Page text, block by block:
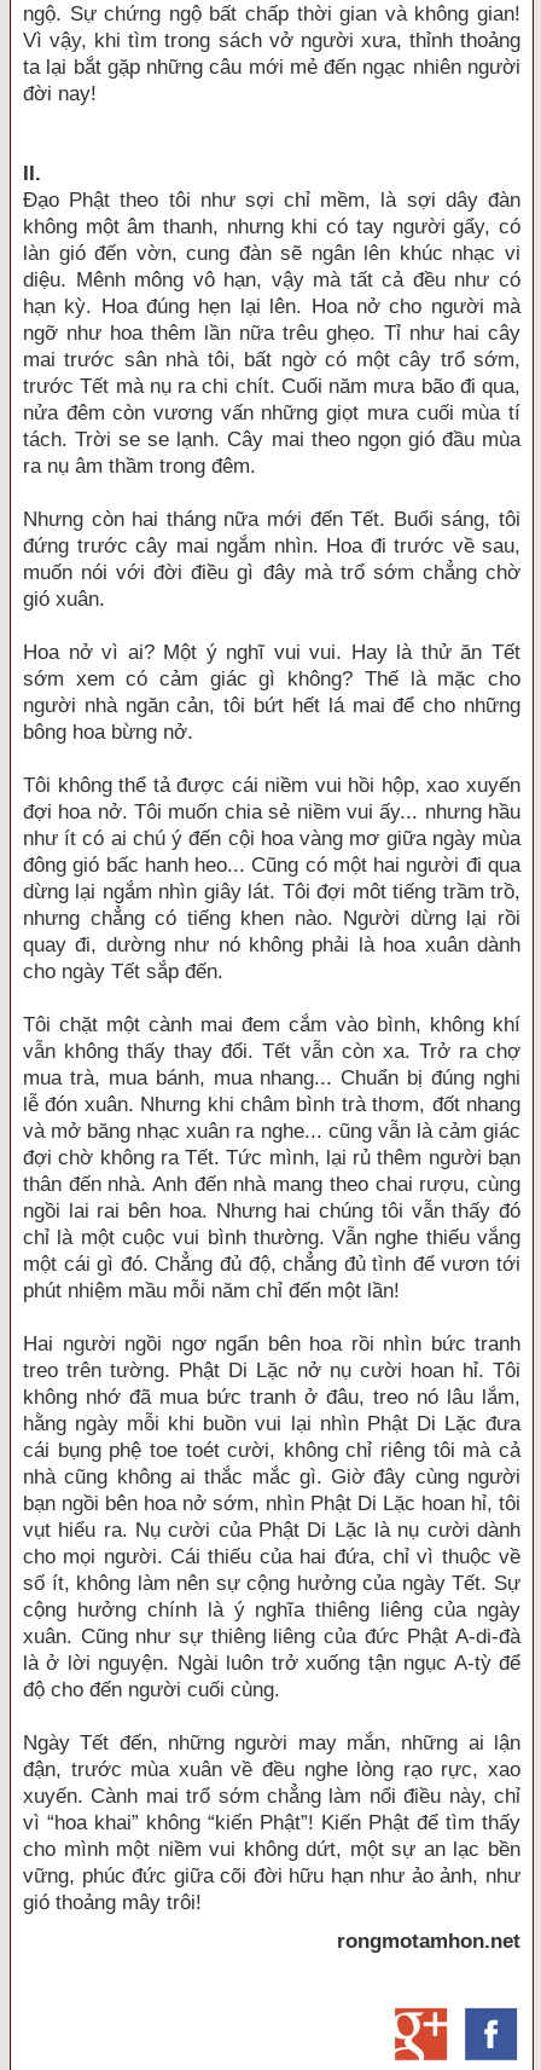
ngộ. Sự chứng ngộ bất chấp thời gian và không gian!
Vì vậy, khi tìm trong sách vở người xưa, thỉnh thoảng
ta lại bắt gặp những câu mới mẻ đến ngạc nhiên người
đời nay!
II.
Đạo Phật theo tôi như sợi chỉ mềm, là sợi dây đàn
không một âm thanh, nhưng khi có tay người gẩy, có
làn gió đến vờn, cung đàn sẽ ngân lên khúc nhạc vi
diệu. Mênh mông vô hạn, vậy mà tất cả đều như có
hạn kỳ. Hoa đúng hẹn lại lên. Hoa nở cho người mà
ngỡ như hoa thêm lần nữa trêu ghẹo. Tỉ như hai cây
mai trước sân nhà tôi, bất ngờ có một cây trổ sớm,
trước Tết mà nụ ra chi chít. Cuối năm mưa bão đi qua,
nửa đêm còn vương vấn những giọt mưa cuối mùa tí
tách. Trời se se lạnh. Cây mai theo ngọn gió đầu mùa
ra nụ âm thầm trong đêm.
Nhưng còn hai tháng nữa mới đến Tết. Buổi sáng, tôi
đứng trước cây mai ngắm nhìn. Hoa đi trước về sau,
muốn nói với đời điều gì đây mà trổ sớm chẳng chờ
gió xuân.
Hoa nở vì ai? Một ý nghĩ vui vui. Hay là thử ăn Tết
sớm xem có cảm giác gì không? Thế là mặc cho
người nhà ngăn cản, tôi bứt hết lá mai để cho những
bông hoa bừng nở.
Tôi không thể tả được cái niềm vui hồi hộp, xao xuyến
đợi hoa nở. Tôi muốn chia sẻ niềm vui ấy... nhưng hầu
như ít có ai chú ý đến cội hoa vàng mơ giữa ngày mùa
đông gió bấc hanh heo... Cũng có một hai người đi qua
dừng lại ngắm nhìn giây lát. Tôi đợi môt tiếng trầm trồ,
nhưng chẳng có tiếng khen nào. Người dừng lại rồi
quay đi, dường như nó không phải là hoa xuân dành
cho ngày Tết sắp đến.
Tôi chặt một cành mai đem cắm vào bình, không khí
vẫn không thấy thay đổi. Tết vẫn còn xa. Trở ra chợ
mua trà, mua bánh, mua nhang... Chuẩn bị đúng nghi
lễ đón xuân. Nhưng khi châm bình trà thơm, đốt nhang
và mở băng nhạc xuân ra nghe... cũng vẫn là cảm giác
đợi chờ không ra Tết. Tức mình, lại rủ thêm người bạn
thân đến nhà. Anh đến nhà mang theo chai rượu, cùng
ngồi lai rai bên hoa. Nhưng hai chúng tôi vẫn thấy đó
chỉ là một cuộc vui bình thường. Vẫn nghe thiếu vắng
một cái gì đó. Chẳng đủ độ, chẳng đủ tình để vươn tới
phút nhiệm mầu mỗi năm chỉ đến một lần!
Hai người ngồi ngơ ngẩn bên hoa rồi nhìn bức tranh
treo trên tường. Phật Di Lặc nở nụ cười hoan hỉ. Tôi
không nhớ đã mua bức tranh ở đâu, treo nó lâu lắm,
hằng ngày mỗi khi buồn vui lại nhìn Phật Di Lặc đưa
cái bụng phệ toe toét cười, không chỉ riêng tôi mà cả
nhà cũng không ai thắc mắc gì. Giờ đây cùng người
bạn ngồi bên hoa nở sớm, nhìn Phật Di Lặc hoan hỉ, tôi
vụt hiểu ra. Nụ cười của Phật Di Lặc là nụ cười dành
cho mọi người. Cái thiếu của hai đứa, chỉ vì thuộc về
số ít, không làm nên sự cộng hưởng của ngày Tết. Sự
cộng hưởng chính là ý nghĩa thiêng liêng của ngày
xuân. Cũng như sự thiêng liêng của đức Phật A-di-đà
là ở lời nguyện. Ngài luôn trở xuống tận ngục A-tỳ để
độ cho đến người cuối cùng.
Ngày Tết đến, những người may mắn, những ai lận
đận, trước mùa xuân về đều nghe lòng rạo rực, xao
xuyến. Cành mai trổ sớm chẳng làm nổi điều này, chỉ
vì “hoa khai” không “kiến Phật”! Kiến Phật để tìm thấy
cho mình một niềm vui không dứt, một sự an lạc bền
vững, phúc đức giữa cõi đời hữu hạn như ảo ảnh, như
gió thoảng mây trôi!
rongmotamhon.net